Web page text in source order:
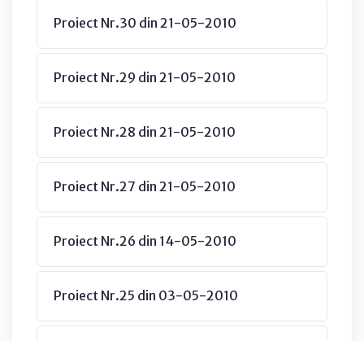
Proiect Nr.30 din 21-05-2010
Proiect Nr.29 din 21-05-2010
Proiect Nr.28 din 21-05-2010
Proiect Nr.27 din 21-05-2010
Proiect Nr.26 din 14-05-2010
Proiect Nr.25 din 03-05-2010